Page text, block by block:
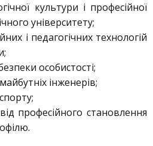
культури і професійної
університету;
і педагогічних технологій
особистості;
інженерів;
професійного становлення